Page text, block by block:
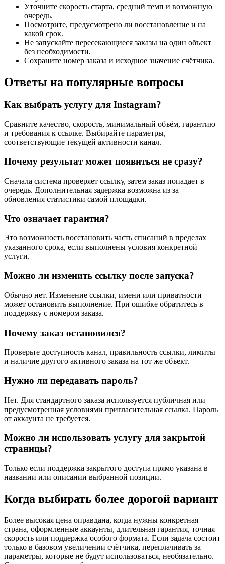
Уточните скорость старта, средний темп и возможную
очередь.
Посмотрите, предусмотрено ли восстановление и на
какой срок.
Не запускайте пересекающиеся заказы на один объект
без необходимости.
Сохраните номер заказа и исходное значение счётчика.
Ответы на популярные вопросы
Как выбрать услугу для Instagram?
Сравните качество, скорость, минимальный объём, гарантию
и требования к ссылке. Выбирайте параметры,
соответствующие текущей активности канал.
Почему результат может появиться не сразу?
Сначала система проверяет ссылку, затем заказ попадает в
очередь. Дополнительная задержка возможна из за
обновления статистики самой площадки.
Что означает гарантия?
Это возможность восстановить часть списаний в пределах
указанного срока, если выполнены условия конкретной
услуги.
Можно ли изменить ссылку после запуска?
Обычно нет. Изменение ссылки, имени или приватности
может остановить выполнение. При ошибке обратитесь в
поддержку с номером заказа.
Почему заказ остановился?
Проверьте доступность канал, правильность ссылки, лимиты
и наличие другого активного заказа на тот же объект.
Нужно ли передавать пароль?
Нет. Для стандартного заказа используется публичная или
предусмотренная условиями пригласительная ссылка. Пароль
от аккаунта не требуется.
Можно ли использовать услугу для закрытой
страницы?
Только если поддержка закрытого доступа прямо указана в
названии или описании выбранной позиции.
Когда выбирать более дорогой вариант
Более высокая цена оправдана, когда нужны конкретная
страна, оформленные аккаунты, длительная гарантия, точная
скорость или поддержка особого формата. Если задача состоит
только в базовом увеличении счётчика, переплачивать за
параметры, которые не будут использоваться, необязательно.